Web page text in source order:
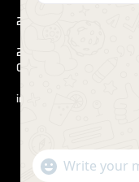
2022 Hub. Alla bilder
290 Maryam Springs
Courbevoie, Paris,
info@uzyvape.com
Denna
WhatsApp